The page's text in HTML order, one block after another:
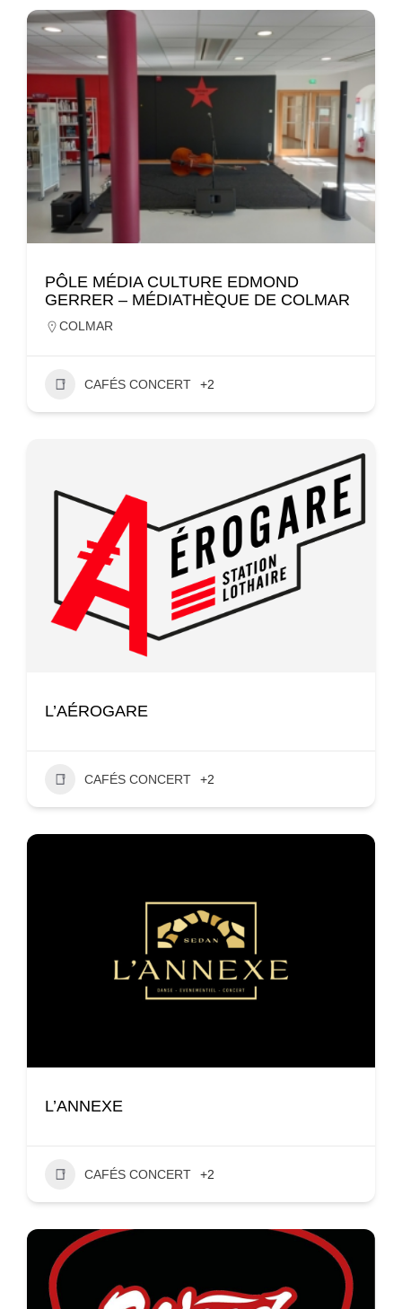
PÔLE MÉDIA CULTURE EDMOND
GERRER – MÉDIATHÈQUE DE COLMAR
COLMAR
CAFÉS CONCERT +2
L’AÉROGARE
CAFÉS CONCERT +2
L’ANNEXE
CAFÉS CONCERT +2